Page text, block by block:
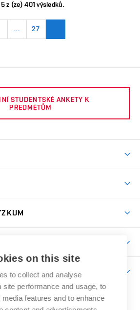
z (ze) 401 výsledků.
… 27
STUDENTSKÉ ANKETY K
PŘEDMĚTŮM
umění
kurzy
činnost
Vysoké
on this site
to collect and analyse
site performance and usage, to
features and to enhance